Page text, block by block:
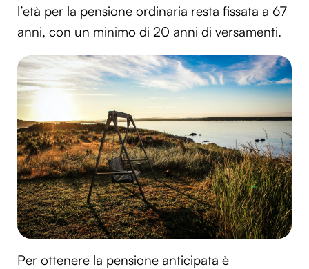
l’età per la pensione ordinaria resta fissata a 67
anni, con un minimo di 20 anni di versamenti.
Per ottenere la pensione anticipata è